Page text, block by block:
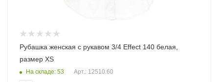
Рубашка женская с рукавом 3/4 Effect 140 белая,
размер XS
На складе: 53 Арт.: 12510.60